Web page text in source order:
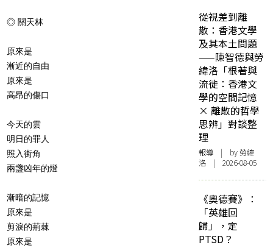
◎ 關天林
原來是
漸近的自由
原來是
高昂的傷口
今天的雲
明日的罪人
照入街角
兩盞凶年的燈
漸暗的記憶
原來是
剪淚的荊棘
原來是
從視差到離
散：香港文學
及其本土問題
——陳智德與勞
緯洛「根著與
流徙：香港文
學的空間記憶
× 離散的哲學
思辨」對談整
理
報導 | by 勞緯
洛 | 2026-08-05
《奧德賽》：
「英雄回
歸」，定
PTSD？